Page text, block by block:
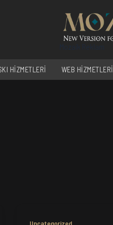
HİZMETLERİ WEB HİZMETLERİ
Uncategorized